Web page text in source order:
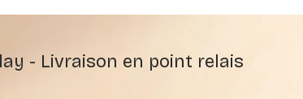
- Livraison en point relais